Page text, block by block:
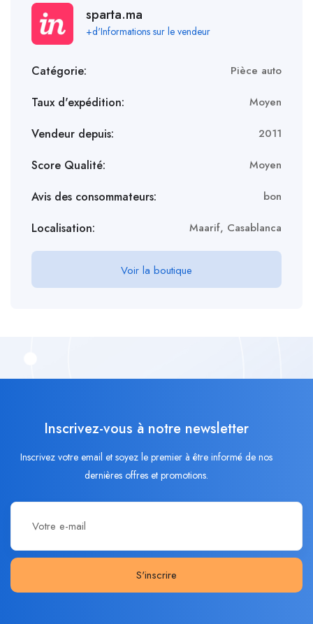
sparta.ma
+d'Informations sur le vendeur
Catégorie: Pièce auto
Taux d'expédition: Moyen
Vendeur depuis: 2011
Score Qualité: Moyen
Avis des consommateurs: bon
Localisation: Maarif, Casablanca
Voir la boutique
Inscrivez-vous à notre newsletter
Inscrivez votre email et soyez le premier à être informé de nos
dernières offres et promotions.
S'inscrire